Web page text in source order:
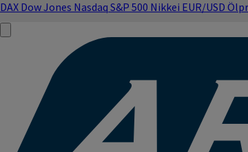
DAX Dow Jones Nasdaq S&P 500 Nikkei EUR/USD